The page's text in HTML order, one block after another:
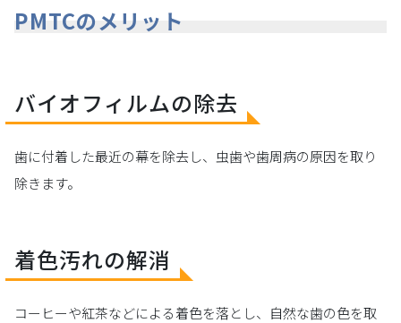
PMTCのメリット
バイオフィルムの除去
歯に付着した最近の幕を除去し、虫歯や歯周病の原因を取り
除きます。
着色汚れの解消
コーヒーや紅茶などによる着色を落とし、自然な歯の色を取